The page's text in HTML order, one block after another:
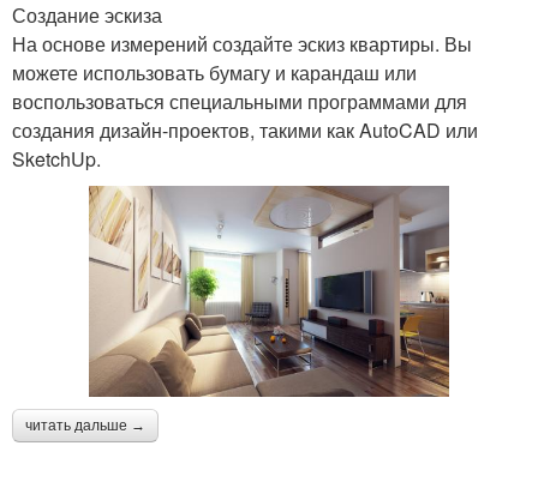
Создание эскиза
На основе измерений создайте эскиз квартиры. Вы
можете использовать бумагу и карандаш или
воспользоваться специальными программами для
создания дизайн-проектов, такими как AutoCAD или
SketchUp.
читать дальше →